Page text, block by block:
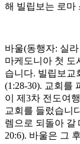
해 빌립보는 로마
바울(동행자: 실
마케도니아 첫 도
습니다. 빌립보교
(1:28-30). 교회를
이 제3차 전도여
교회를 들렀습니
렘으로 되돌아 갈
20:6). 바울은 그